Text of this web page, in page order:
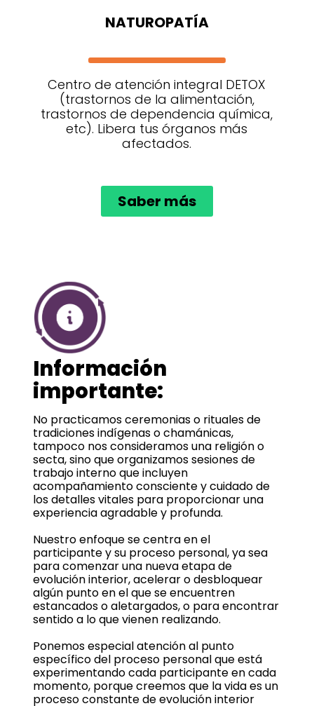
NATUROPATÍA
Centro de atención integral DETOX
(trastornos de la alimentación,
trastornos de dependencia química,
etc). Libera tus órganos más
afectados.
Saber más
Información
importante:
No practicamos ceremonias o rituales de
tradiciones indígenas o chamánicas,
tampoco nos consideramos una religión o
secta, sino que organizamos sesiones de
trabajo interno que incluyen
acompañamiento consciente y cuidado de
los detalles vitales para proporcionar una
experiencia agradable y profunda.
Nuestro enfoque se centra en el
participante y su proceso personal, ya sea
para comenzar una nueva etapa de
evolución interior, acelerar o desbloquear
algún punto en el que se encuentren
estancados o aletargados, o para encontrar
sentido a lo que vienen realizando.
Ponemos especial atención al punto
específico del proceso personal que está
experimentando cada participante en cada
momento, porque creemos que la vida es un
proceso constante de evolución interior